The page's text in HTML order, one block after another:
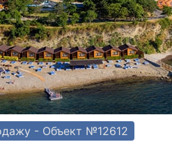
- Объект №12612